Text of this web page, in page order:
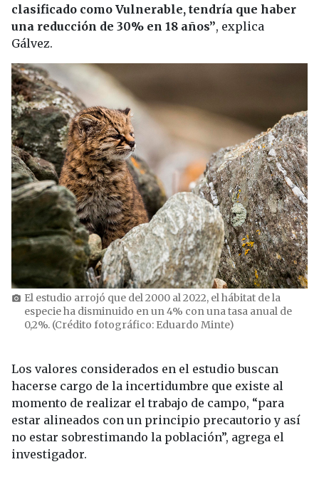
clasificado como Vulnerable, tendría que haber
una reducción de 30% en 18 años”, explica
Gálvez.
photo_camera El estudio arrojó que del 2000 al 2022, el hábitat de la
especie ha disminuido en un 4% con una tasa anual de
0,2%. (Crédito fotográfico: Eduardo Minte)
Los valores considerados en el estudio buscan
hacerse cargo de la incertidumbre que existe al
momento de realizar el trabajo de campo, “para
estar alineados con un principio precautorio y así
no estar sobrestimando la población”, agrega el
investigador.